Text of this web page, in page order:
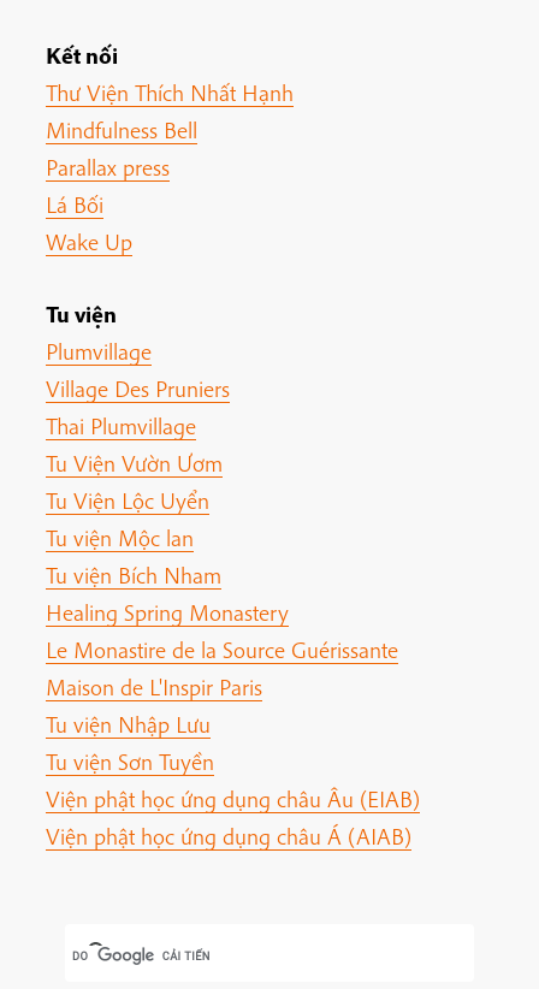
Kết nối
Thư Viện Thích Nhất Hạnh
Mindfulness Bell
Parallax press
Lá Bối
Wake Up
Tu viện
Plumvillage
Village Des Pruniers
Thai Plumvillage
Tu Viện Vườn Ươm
Tu Viện Lộc Uyển
Tu viện Mộc lan
Tu viện Bích Nham
Healing Spring Monastery
Le Monastire de la Source Guérissante
Maison de L'Inspir Paris
Tu viện Nhập Lưu
Tu viện Sơn Tuyền
Viện phật học ứng dụng châu Âu (EIAB)
Viện phật học ứng dụng châu Á (AIAB)